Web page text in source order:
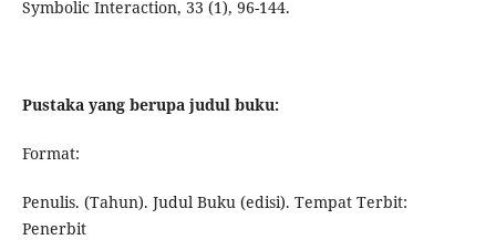
Symbolic Interaction, 33 (1), 96-144.
Pustaka yang berupa judul buku:
Format:
Penulis. (Tahun). Judul Buku (edisi). Tempat Terbit:
Penerbit